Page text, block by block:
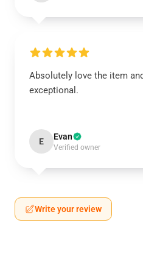
Absolutely love the item
exceptional.
E Evan
Verified owner
Write your review